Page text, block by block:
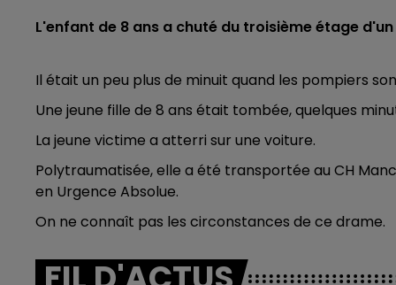
L'enfant de 8 ans a chuté du troisième étage
Il était un peu plus de minuit quand les pompiers
Une jeune fille de 8 ans était tombée, quelques
La jeune victime a atterri sur une voiture.
Polytraumatisée, elle a été transportée au CH
en Urgence Absolue.
On ne connaît pas les circonstances de ce drame.